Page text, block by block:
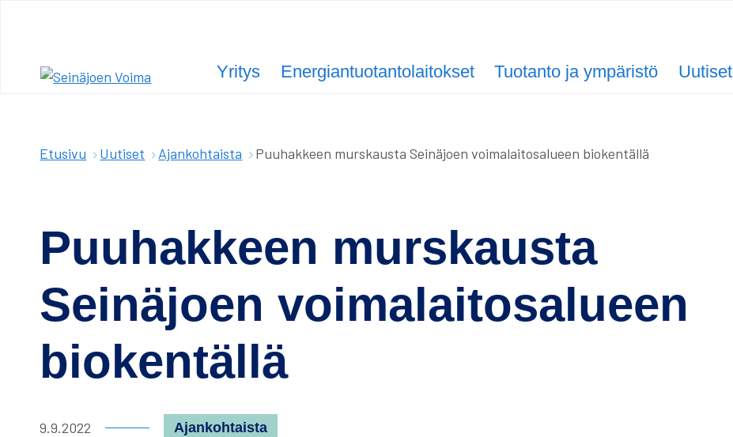
Yritys Energiantuotantolaitokset Tuotanto ja ympäristö Uutiset
Olet
Etusivu Uutiset Ajankohtaista Puuhakkeen murskausta Seinäjoen voimalaitosalueen biokentällä
Puuhakkeen murskausta
Seinäjoen voimalaitosalueen
biokentällä
Julkaisupäivämäärä:
9.9.2022 Kategoria:
Ajankohtaista